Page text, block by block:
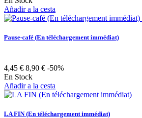
Añadir a la cesta
Pause-café (En téléchargement immédiat)
4,45 € 8,90 € -50%
En Stock
Añadir a la cesta
LA FIN (En téléchargement immédiat)